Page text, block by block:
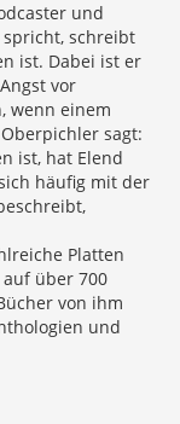
und
schreibt
ist. Dabei ist er
vor
wenn einem
sagt:
ist, hat Elend
häufig mit der
Platten
über 700
von ihm
und